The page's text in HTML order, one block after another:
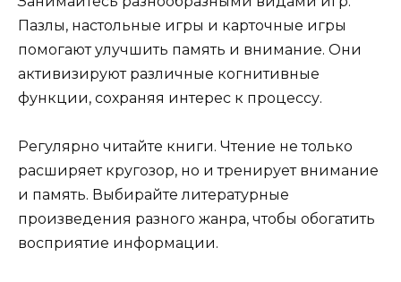
Пазлы, настольные игры и карточные игры
помогают улучшить память и внимание. Они
активизируют различные когнитивные
функции, сохраняя интерес к процессу.
Регулярно читайте книги. Чтение не только
расширяет кругозор, но и тренирует внимание
и память. Выбирайте литературные
произведения разного жанра, чтобы обогатить
восприятие информации.